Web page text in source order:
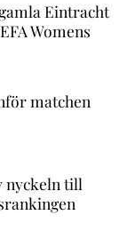
Eintracht
Womens
matchen
nyckeln till